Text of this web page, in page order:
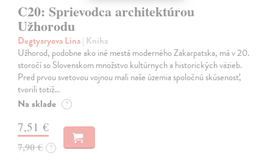
C20: Sprievodca architektúrou
Užhorodu
Degtyaryova Lina| Kniha
Užhorod, podobne ako iné mestá moderného Zakarpatska, má v 20.
storočí so Slovenskom množstvo kultúrnych a historických väzieb.
Pred prvou svetovou vojnou mali naše územia spoločnú skúsenosť,
tvorili totiž…
Na sklade ?
7,51 €
7,90 € ?